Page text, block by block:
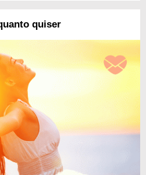
quiser